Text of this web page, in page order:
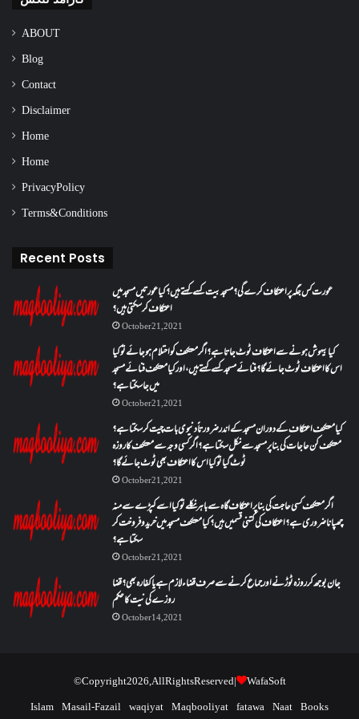
ABOUT
Blog
Contact
Disclaimer
Home
Home
Privacy Policy
Terms & Conditions
Recent Posts
عورت کس جگہ پر اعتکاف کرے گی؟مسجد بیت کسے کہتے ہیں؟کیا عورتیں مسجد میں
اعتکاف کر سکتی ہیں؟
October 21, 2021
کیا بیہوش ہونے سے اعتکاف ٹوٹ جاتا ہے؟ اگر معتکف کو احتلام ہو جائے تو کیا
اس کا اعتکاف ٹوٹ جائے گا؟فنائے مسجد کسے کہتے ہیں ، اور کیا معتکف فنائے مسجد
میں جا سکتا ہے؟
October 21, 2021
کیا معتکف اعتکاف کے دوران مسجد کے اندر ضرورتاً دنیوی بات چیت کر سکتا ہے؟
معتکف کن حاجات کی بنا پر مسجد سے نکل سکتا ہے؟ اگر کسی وجہ سے معتکف کا روزہ
ٹوٹ گیا تو کیا اس کا اعتکاف بھی ٹوٹ جائے گا؟
October 21, 2021
اگر معتکف کسی حاجت کی بنا پر اعتکاف گاہ سے باہر نکلے تو کیا اسے کپڑے سے منہ
چھپانا ضروری ہے؟اعتکاف کی کتنی قسمیں ہیں؟کیا معتکف مسجد میں خرید و فروخت کر
سکتا ہے؟
October 21, 2021
جان بوجھ کر روزہ ٹوڑنے اور جماع کرنے سے صرف قضاء لازم ہے یا کفارہ بھی؟ قضا
روزے کی نیت کا حکم
October 14, 2021
© Copyright 2026, All Rights Reserved |
WafaSoft
Islam Masail-Fazail waqiyat Maqbooliyat fatawa Naat Books